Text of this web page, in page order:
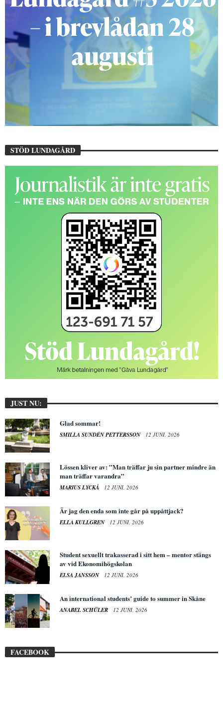
STÖD LUNDAGÅRD
JUST NU:
Glad sommar!
SMILLA SUNDÉN PETTERSSON 12 JUNI, 2026
Lössen kliver av: ”Man träffar ju sin partner mindre än
man träffar varandra”
MARIUS LYCKÅ 12 JUNI, 2026
Är jag den enda som inte går på uppåttjack?
ELLA KULLGREN 12 JUNI, 2026
Student sexuellt trakasserad i sitt hem – mentor stängs
av vid Ekonomihögskolan
ELSA JANSSON 12 JUNI, 2026
An international students’ guide to summer in Skåne
ANABEL SCHÜLER 12 JUNI, 2026
FACEBOOK